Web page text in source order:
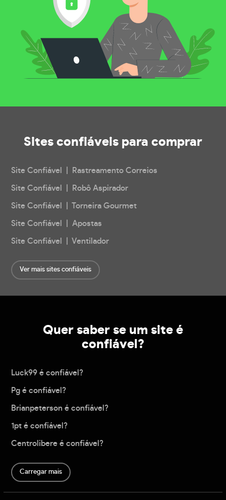
Sites confiáveis para comprar
Site Confiável | Rastreamento Correios
Site Confiável | Robô Aspirador
Site Confiável | Torneira Gourmet
Site Confiável | Apostas
Site Confiável | Ventilador
Ver mais sites confiáveis
Quer saber se um site é
confiável?
Luck99 é confiável?
Pg é confiável?
Brianpeterson é confiável?
1pt é confiável?
Centrolibere é confiável?
Carregar mais